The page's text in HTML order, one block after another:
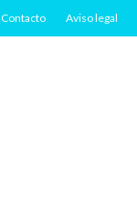
Contacto Aviso legal